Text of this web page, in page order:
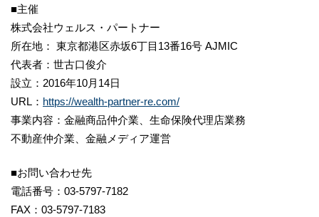
■主催
株式会社ウェルス・パートナー
所在地： 東京都港区赤坂6丁目13番16号 AJMIC
代表者：世古口俊介
設立：2016年10月14日
URL： https://wealth-partner-re.com/
事業内容：金融商品仲介業、生命保険代理店業務
不動産仲介業、金融メディア運営
■お問い合わせ先
電話番号：03-5797-7182
FAX：03-5797-7183